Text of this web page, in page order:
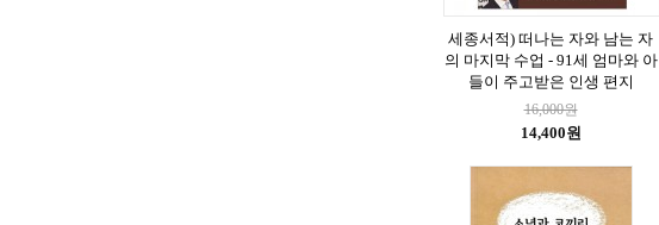
세종서적) 떠나는 자와 남는 자
의 마지막 수업 - 91세 엄마와 아
들이 주고받은 인생 편지
16,000원
14,400원